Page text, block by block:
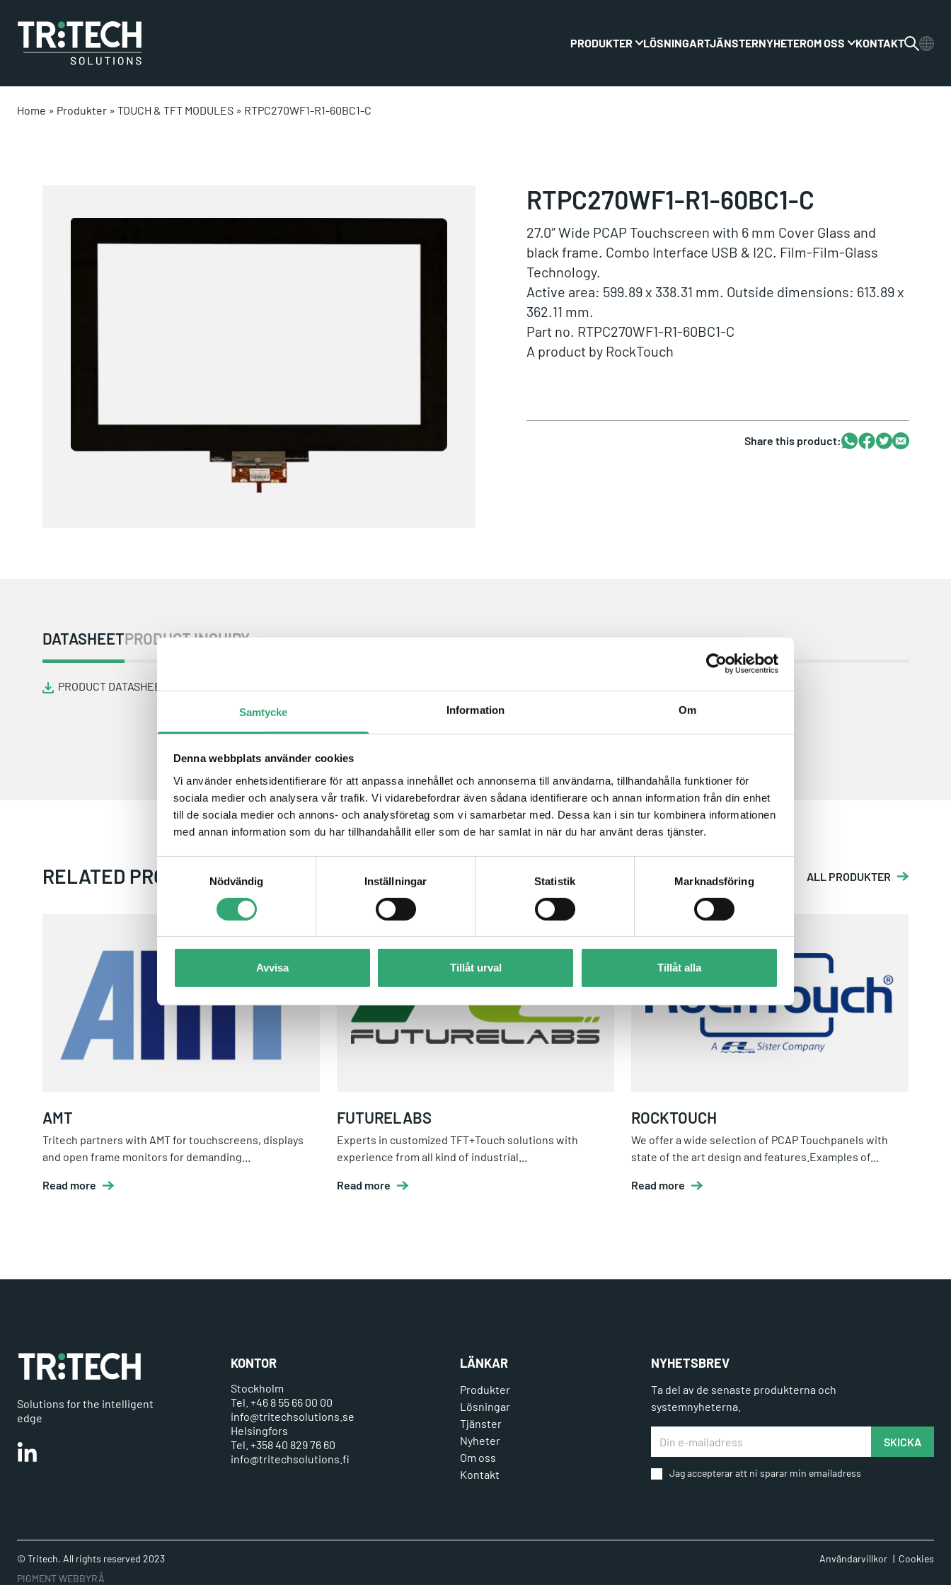
Samtycke Information Om
Denna webbplats använder cookies
Vi använder enhetsidentifierare för att anpassa innehållet och annonserna till användarna, tillhandahålla funktioner för
sociala medier och analysera vår trafik. Vi vidarebefordrar även sådana identifierare och annan information från din enhet
till de sociala medier och annons- och analysföretag som vi samarbetar med. Dessa kan i sin tur kombinera informationen
med annan information som du har tillhandahållit eller som de har samlat in när du har använt deras tjänster.
Nödvändig
Inställningar Statistik Marknadsföring
Avvisa Tillåt urval Tillåt alla
PRODUKTER Växla rullgardinsmenyn
LÖSNINGARTJÄNSTERNYHETEROM OSS Växla
KONTAKT
Home » Produkter » TOUCH & TFT MODULES » RTPC270WF1-R1-60BC1-C
RTPC270WF1-R1-60BC1-C
27.0″ Wide PCAP Touchscreen with 6 mm Cover Glass and
black frame. Combo Interface USB & I2C. Film-Film-Glass
Technology.
Active area: 599.89 x 338.31 mm. Outside dimensions: 613.89 x
362.11 mm.
Part no. RTPC270WF1-R1-60BC1-C
A product by RockTouch
Share this product:Whatsapp
Facebook
Twitter
Email
DATASHEETPRODUCT INQUIRY
PRODUCT DATASHEET
RELATED PRODUCTS ALL PRODUKTER
AMT
Tritech partners with AMT for touchscreens, displays
and open frame monitors for demanding...
Read more
FutureLabs
FUTURELABS
Experts in customized TFT+Touch solutions with
experience from all kind of industrial...
Read more
RockTouch
ROCKTOUCH
We offer a wide selection of PCAP Touchpanels with
state of the art design and features.Examples of...
Read more
Solutions for the intelligent
edge
Linkedin
KONTOR
Stockholm
Tel. +46 8 55 66 00 00
info@tritechsolutions.se
Helsingfors
Tel. +358 40 829 76 60
info@tritechsolutions.fi
LÄNKAR
Produkter
Lösningar
Tjänster
Nyheter
Om oss
Kontakt
NYHETSBREV
Ta del av de senaste produkterna och
systemnyheterna.
SKICKA
Jag accepterar att ni sparar min emailadress
Användarvillkor Cookies
© Tritech. All rights reserved 2023
PIGMENT WEBBYRÅ